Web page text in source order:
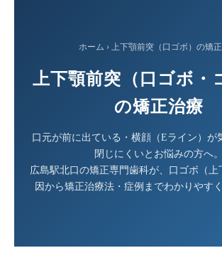
ホーム › 上下顎前突（口ゴボ）の矯
上下顎前突（口ゴボ・
の矯正治療
口元が前に出ている・横顔（Eライン）が
閉じにくいとお悩みの方へ。
広島駅北口の矯正専門歯科が、口ゴボ（上
因から矯正治療法・症例までわかりやす